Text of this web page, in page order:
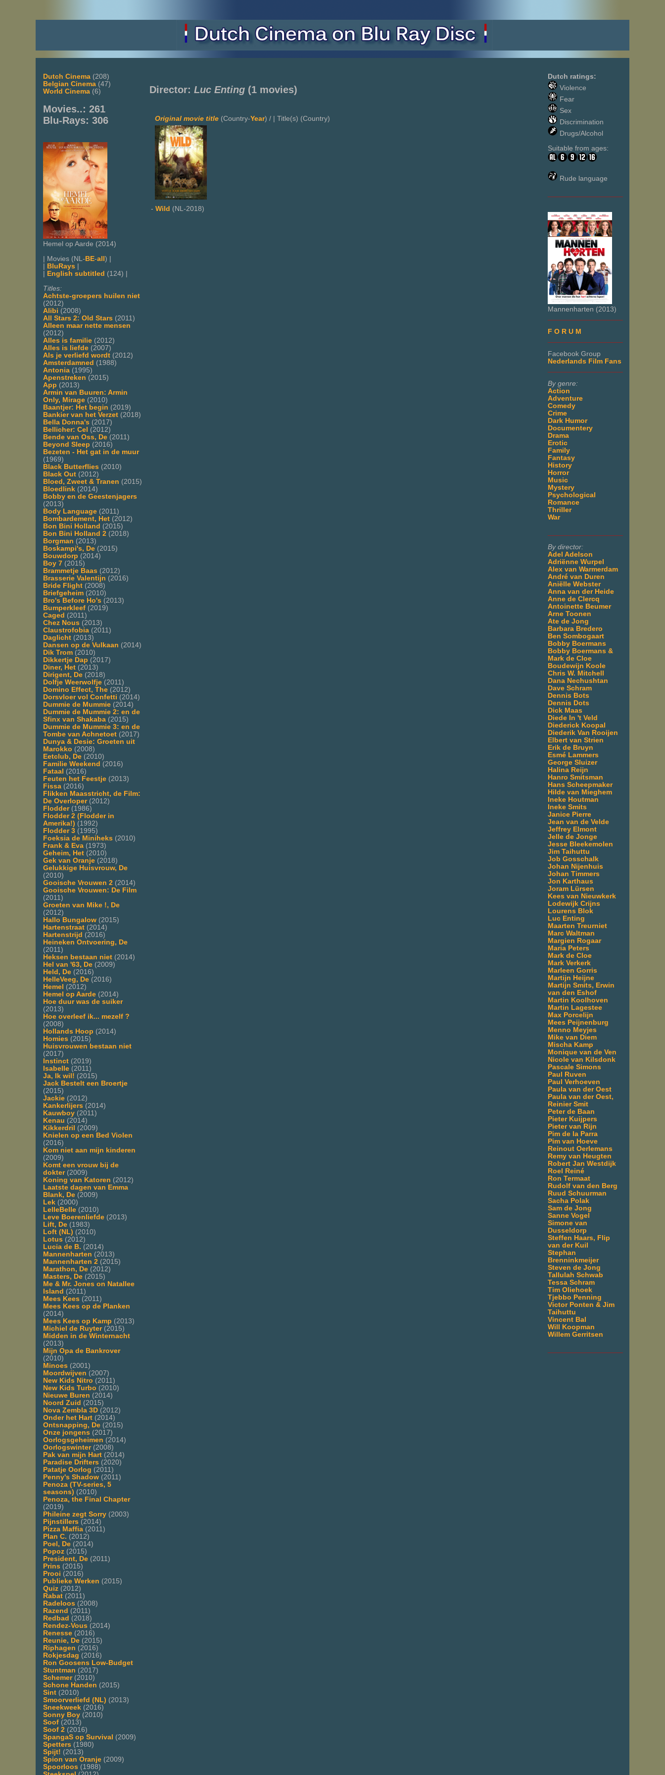
Dutch Cinema (208)
Belgian Cinema (47)
World Cinema (6)
Movies..: 261
Blu-Rays: 306
Hemel op Aarde (2014)
| Movies (NL- BE-all ) |
BluRays
English subtitled (124) |
Titles:
Achtste-groepers huilen niet
(2012)
Alibi (2008)
All Stars 2: Old Stars (2011)
Alleen maar nette mensen
(2012)
Alles is familie (2012)
Alles is liefde (2007)
Als je verliefd wordt (2012)
Amsterdamned (1988)
Antonia (1995)
Apenstreken (2015)
App (2013)
Armin van Buuren: Armin
Only, Mirage (2010)
Baantjer: Het begin (2019)
Bankier van het Verzet (2018)
Bella Donna's (2017)
Bellicher: Cel (2012)
Bende van Oss, De (2011)
Beyond Sleep (2016)
Bezeten - Het gat in de muur
(1969)
Black Butterflies (2010)
Black Out (2012)
Bloed, Zweet & Tranen (2015)
Bloedlink (2014)
Bobby en de Geestenjagers
(2013)
Body Language (2011)
Bombardement, Het (2012)
Bon Bini Holland (2015)
Bon Bini Holland 2 (2018)
Borgman (2013)
Boskampi's, De (2015)
Bouwdorp (2014)
Boy 7 (2015)
Brammetje Baas (2012)
Brasserie Valentijn (2016)
Bride Flight (2008)
Briefgeheim (2010)
Bro's Before Ho's (2013)
Bumperkleef (2019)
Caged (2011)
Chez Nous (2013)
Claustrofobia (2011)
Daglicht (2013)
Dansen op de Vulkaan (2014)
Dik Trom (2010)
Dikkertje Dap (2017)
Diner, Het (2013)
Dirigent, De (2018)
Dolfje Weerwolfje (2011)
Domino Effect, The (2012)
Dorsvloer vol Confetti (2014)
Dummie de Mummie (2014)
Dummie de Mummie 2: en de
Sfinx van Shakaba (2015)
Dummie de Mummie 3: en de
Tombe van Achnetoet (2017)
Dunya & Desie: Groeten uit
Marokko (2008)
Eetclub, De (2010)
Familie Weekend (2016)
Fataal (2016)
Feuten het Feestje (2013)
Fissa (2016)
Flikken Maasstricht, de Film:
De Overloper(2012)
Flodder(1986)
Flodder 2 (Flodder in
Amerika!) (1992)
Flodder 3 (1995)
Foeksia de Miniheks (2010)
Frank & Eva (1973)
Geheim, Het (2010)
Gek van Oranje (2018)
Gelukkige Huisvrouw, De
(2010)
Gooische Vrouwen 2 (2014)
Gooische Vrouwen: De Film
(2011)
Groeten van Mike !, De
(2012)
Hallo Bungalow (2015)
Hartenstraat (2014)
Hartenstrijd (2016)
Heineken Ontvoering, De
(2011)
Heksen bestaan niet (2014)
Hel van '63, De (2009)
Held, De (2016)
HelleVeeg, De (2016)
Hemel (2012)
Hemel op Aarde (2014)
Hoe duur was de suiker
(2013)
Hoe overleef ik... mezelf ?
(2008)
Hollands Hoop (2014)
Homies (2015)
Huisvrouwen bestaan niet
(2017)
Instinct (2019)
Isabelle (2011)
Ja, Ik wil! (2015)
Jack Bestelt een Broertje
(2015)
Jackie (2012)
Kankerlijers (2014)
Kauwboy (2011)
Kenau (2014)
Kikkerdril
(2009)
Knielen op een Bed Violen
(2016)
Kom niet aan mijn kinderen
(2009)
Komt een vrouw bij de
dokter(2009)
Koning van Katoren (2012)
Laatste dagen van Emma
Blank, De (2009)
Lek (2000)
LelleBelle (2010)
Leve Boerenliefde (2013)
Lift, De (1983)
Loft (NL) (2010)
Lotus (2012)
Lucia de B. (2014)
Mannenharten (2013)
Mannenharten 2 (2015)
Marathon, De (2012)
Masters, De (2015)
Me & Mr. Jones on Natallee
Island (2011)
Mees Kees (2011)
Mees Kees op de Planken
(2014)
Mees Kees op Kamp (2013)
Michiel de Ruyter(2015)
Midden in de Winternacht
(2013)
Mijn Opa de Bankrover
(2010)
Minoes (2001)
Moordwijven (2007)
New Kids Nitro (2011)
New Kids Turbo (2010)
Nieuwe Buren (2014)
Noord Zuid (2015)
Nova Zembla 3D (2012)
Onder het Hart (2014)
Ontsnapping, De (2015)
Onze jongens (2017)
Oorlogsgeheimen (2014)
Oorlogswinter(2008)
Pak van mijn Hart (2014)
Paradise Drifters (2020)
Patatje Oorlog (2011)
Penny's Shadow (2011)
Penoza (TV-series, 5
seasons) (2010)
Penoza, the Final Chapter
(2019)
Phileine zegt Sorry (2003)
Pijnstillers (2014)
Pizza Maffia (2011)
Plan C. (2012)
Poel, De (2014)
Popoz (2015)
President, De (2011)
Prins (2015)
Prooi (2016)
Publieke Werken (2015)
Quiz (2012)
Rabat (2011)
Radeloos (2008)
Razend (2011)
Redbad (2018)
Rendez-Vous (2014)
Renesse (2016)
Reunie, De (2015)
Riphagen (2016)
Rokjesdag (2016)
Ron Goosens Low-Budget
Stuntman (2017)
Schemer(2010)
Schone Handen (2015)
Sint (2010)
Smoorverliefd (NL) (2013)
Sneekweek (2016)
Sonny Boy (2010)
Soof (2013)
Soof 2 (2016)
SpangaS op Survival (2009)
Spetters (1980)
Spijt! (2013)
Spion van Oranje (2009)
Spoorloos (1988)
Dutch ratings:
Violence
Fear
Sex
Discrimination
Drugs/Alcohol
Suitable from ages:
Rude language
Mannenharten (2013)
F O R U M
Facebook Group
Nederlands Film Fans
By genre:
Action
Adventure
Comedy
Crime
Dark Humor
Documentery
Drama
Erotic
Family
Fantasy
History
Horror
Music
Mystery
Psychological
Romance
Thriller
War
By director:
Adel Adelson
Adriënne Wurpel
Alex van Warmerdam
André van Duren
Aniëlle Webster
Anna van der Heide
Anne de Clercq
Antoinette Beumer
Arne Toonen
Ate de Jong
Barbara Bredero
Ben Sombogaart
Bobby Boermans
Bobby Boermans &
Mark de Cloe
Boudewijn Koole
Chris W. Mitchell
Dana Nechushtan
Dave Schram
Dennis Bots
Dennis Dots
Dick Maas
Diede In 't Veld
Diederick Koopal
Diederik Van Rooijen
Elbert van Strien
Erik de Bruyn
Esmé Lammers
George Sluizer
Halina Reijn
Hanro Smitsman
Hans Scheepmaker
Hilde van Mieghem
Ineke Houtman
Ineke Smits
Janice Pierre
Jean van de Velde
Jeffrey Elmont
Jelle de Jonge
Jesse Bleekemolen
Jim Taihuttu
Job Gosschalk
Johan Nijenhuis
Johan Timmers
Jon Karthaus
Joram Lürsen
Kees van Nieuwkerk
Lodewijk Crijns
Lourens Blok
Luc Enting
Maarten Treurniet
Marc Waltman
Margien Rogaar
Maria Peters
Mark de Cloe
Mark Verkerk
Marleen Gorris
Martijn Heijne
Martijn Smits, Erwin
van den Eshof
Martin Koolhoven
Martin Lagestee
Max Porcelijn
Mees Peijnenburg
Menno Meyjes
Mike van Diem
Mischa Kamp
Monique van de Ven
Nicole van Kilsdonk
Pascale Simons
Paul Ruven
Paul Verhoeven
Paula van der Oest
Paula van der Oest,
Reinier Smit
Peter de Baan
Pieter Kuijpers
Pieter van Rijn
Pim de la Parra
Pim van Hoeve
Reinout Oerlemans
Remy van Heugten
Robert Jan Westdijk
Roel Reiné
Ron Termaat
Rudolf van den Berg
Ruud Schuurman
Sacha Polak
Sam de Jong
Sanne Vogel
Simone van
Dusseldorp
Steffen Haars, Flip
van der Kuil
Stephan
Brenninkmeijer
Steven de Jong
Tallulah Schwab
Tessa Schram
Tim Oliehoek
Tjebbo Penning
Victor Ponten & Jim
Taihuttu
Vincent Bal
Will Koopman
Willem Gerritsen
Director: Luc Enting (1 movies)
Original movie title (Country-Year) / | Title(s) (Country)
- Wild (NL-2018)